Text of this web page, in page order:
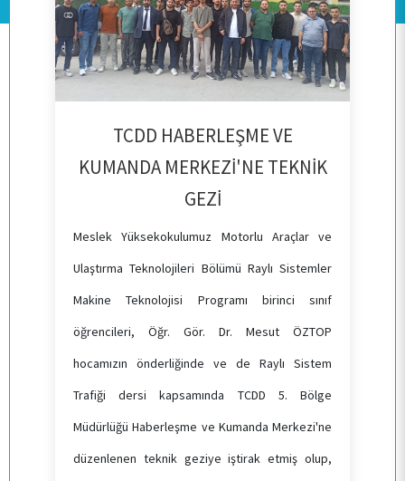
TCDD HABERLEŞME VE
KUMANDA MERKEZİ'NE TEKNİK
GEZİ
Meslek Yüksekokulumuz Motorlu Araçlar ve
Ulaştırma Teknolojileri Bölümü Raylı Sistemler
Makine Teknolojisi Programı birinci sınıf
öğrencileri, Öğr. Gör. Dr. Mesut ÖZTOP
hocamızın önderliğinde ve de Raylı Sistem
Trafiği dersi kapsamında TCDD 5. Bölge
Müdürlüğü Haberleşme ve Kumanda Merkezi'ne
düzenlenen teknik geziye iştirak etmiş olup,